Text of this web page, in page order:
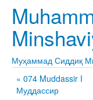
Муҳаммад Сиддиқ
« 074 Muddassir I
Муддассир